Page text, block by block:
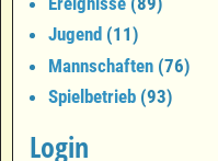
Jugend (11)
Mannschaften (76)
Spielbetrieb (93)
Login